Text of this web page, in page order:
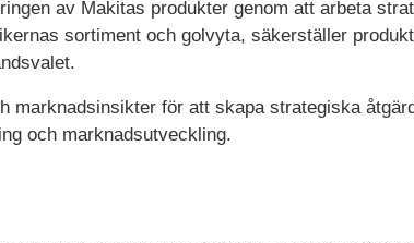
av Makitas produkter genom att arbeta
sortiment och golvyta, säkerställer
marknadsinsikter för att skapa strategiska
och marknadsutveckling.